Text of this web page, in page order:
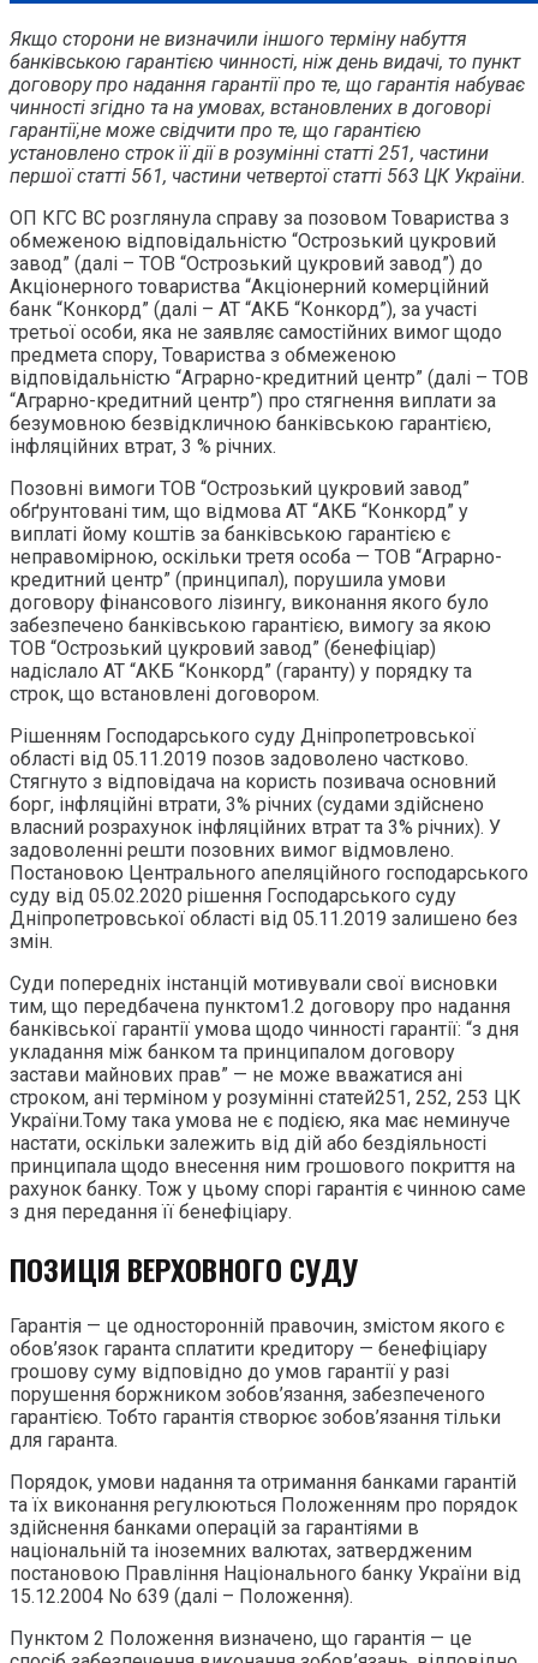
Якщо сторони не визначили іншого терміну набуття
банківською гарантією чинності, ніж день видачі, то пункт
договору про надання гарантії про те, що гарантія набуває
чинності згідно та на умовах, встановлених в договорі
гарантії,не може свідчити про те, що гарантією
установлено строк її дії в розумінні статті 251, частини
першої статті 561, частини четвертої статті 563 ЦК України.
ОП КГС ВС розглянула справу за позовом Товариства з
обмеженою відповідальністю “Острозький цукровий
завод” (далі – ТОВ “Острозький цукровий завод”) до
Акціонерного товариства “Акціонерний комерційний
банк “Конкорд” (далі – АТ “АКБ “Конкорд”), за участі
третьої особи, яка не заявляє самостійних вимог щодо
предмета спору, Товариства з обмеженою
відповідальністю “Аграрно-кредитний центр” (далі – ТОВ
“Аграрно-кредитний центр”) про стягнення виплати за
безумовною безвідкличною банківською гарантією,
інфляційних втрат, 3 % річних.
Позовні вимоги ТОВ “Острозький цукровий завод”
обґрунтовані тим, що відмова АТ “АКБ “Конкорд” у
виплаті йому коштів за банківською гарантією є
неправомірною, оскільки третя особа — ТОВ “Аграрно-
кредитний центр” (принципал), порушила умови
договору фінансового лізингу, виконання якого було
забезпечено банківською гарантією, вимогу за якою
ТОВ “Острозький цукровий завод” (бенефіціар)
надіслало АТ “АКБ “Конкорд” (гаранту) у порядку та
строк, що встановлені договором.
Рішенням Господарського суду Дніпропетровської
області від 05.11.2019 позов задоволено частково.
Стягнуто з відповідача на користь позивача основний
борг, інфляційні втрати, 3% річних (судами здійснено
власний розрахунок інфляційних втрат та 3% річних). У
задоволенні решти позовних вимог відмовлено.
Постановою Центрального апеляційного господарського
суду від 05.02.2020 рішення Господарського суду
Дніпропетровської області від 05.11.2019 залишено без
змін.
Суди попередніх інстанцій мотивували свої висновки
тим, що передбачена пунктом1.2 договору про надання
банківської гарантії умова щодо чинності гарантії: “з дня
укладання між банком та принципалом договору
застави майнових прав” — не може вважатися ані
строком, ані терміном у розумінні статей251, 252, 253 ЦК
України.Тому така умова не є подією, яка має неминуче
настати, оскільки залежить від дій або бездіяльності
принципала щодо внесення ним грошового покриття на
рахунок банку. Тож у цьому спорі гарантія є чинною саме
з дня передання її бенефіціару.
ПОЗИЦІЯ ВЕРХОВНОГО СУДУ
Гарантія — це односторонній правочин, змістом якого є
обов’язок гаранта сплатити кредитору — бенефіціару
грошову суму відповідно до умов гарантії у разі
порушення боржником зобов’язання, забезпеченого
гарантією. Тобто гарантія створює зобов’язання тільки
для гаранта.
Порядок, умови надання та отримання банками гарантій
та їх виконання регулюються Положенням про порядок
здійснення банками операцій за гарантіями в
національній та іноземних валютах, затвердженим
постановою Правління Національного банку України від
15.12.2004 No 639 (далі – Положення).
Пунктом 2 Положення визначено, що гарантія — це